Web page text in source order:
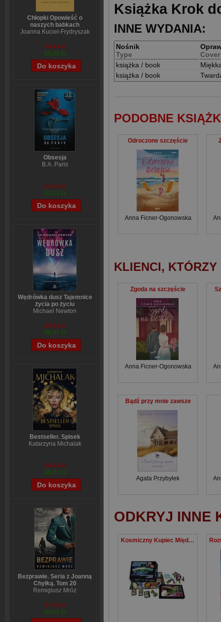
Chłopki Opowieść o
naszych babkach
Joanna Kuciel-Frydryszak
70,44 zł
56,55 zł
Obsesja
B.A. Paris
54,39 zł
43,71 zł
Wędrówka dusz Tajemnice
życia po życiu
Michael Newton
59,84 zł
48,07 zł
Bestseller. Spisek
Katarzyna Michalak
59,84 zł
48,07 zł
Bezprawie. Seria z Joanną
Chyłką. Tom 20
Remigiusz Mróz
57,60 zł
44,02 zł
Książka Krok
INNE WYDANIA:
Nośnik
Type
Cover
książka / book
książka / book
PODOBNE
Odroczone szczęście
Anna Ficner-Ogonowska
KLIENCI,
Zgoda na szczęście
Anna Ficner-Ogonowska
Bądź przy mnie zawsze
Agata Przybyłek
ODKRYJ INNE
Kosmiczny Kupiec Międzygalaktyczny handel towarami